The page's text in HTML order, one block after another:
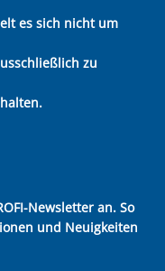
es sich nicht um
zu
Newsletter an. So
und Neuigkeiten